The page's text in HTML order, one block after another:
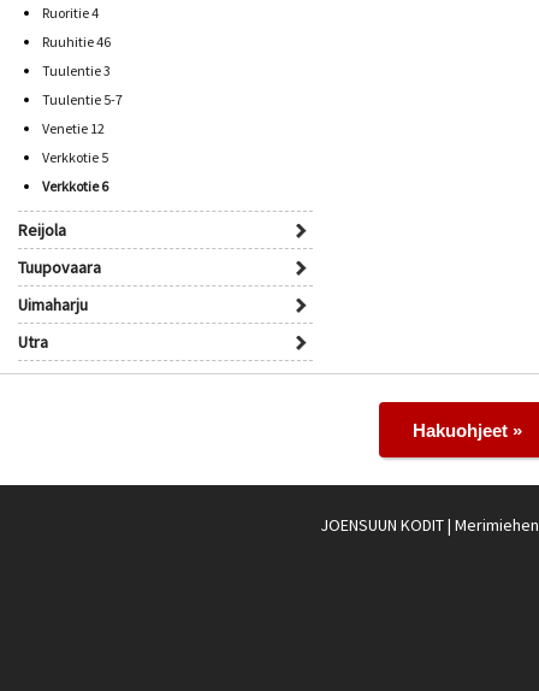
Ruoritie 4
Ruuhitie 46
Tuulentie 3
Tuulentie 5-7
Venetie 12
Verkkotie 5
Verkkotie 6
Reijola
Tuupovaara
Uimaharju
Utra
Hakuohjeet »
JOENSUUN KODIT|